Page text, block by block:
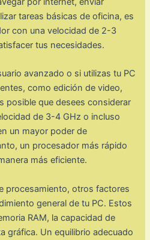
tareas básicas de oficina, es
con una velocidad de 2-3
tus necesidades.
avanzado o si utilizas tu PC
como edición de video,
posible que desees considerar
de 3-4 GHz o incluso
un mayor poder de
un procesador más rápido
más eficiente.
procesamiento, otros factores
general de tu PC. Estos
RAM, la capacidad de
gráfica. Un equilibrio adecuado